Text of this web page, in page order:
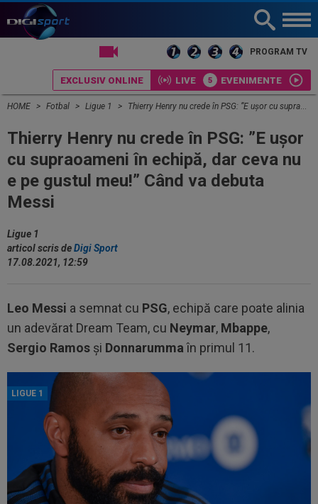
PROGRAM TV
EXCLUSIV ONLINE LIVE EVENIMENTE
HOME Fotbal Ligue 1 Thierry Henry nu crede în PSG: ”E ușor cu supraoameni în echipă, dar ceva nu e pe gustul meu!” Când va debuta Messi
Thierry Henry nu crede în PSG: ”E ușor
cu supraoameni în echipă, dar ceva nu
e pe gustul meu!” Când va debuta
Messi
Ligue 1
articol scris deDigi Sport
17.08.2021, 12:59
Leo Messi a semnat cu PSG, echipă care poate alinia
un adevărat Dream Team, cu Neymar, Mbappe,
Sergio Ramos și Donnarummaîn primul 11.
LIGUE 1